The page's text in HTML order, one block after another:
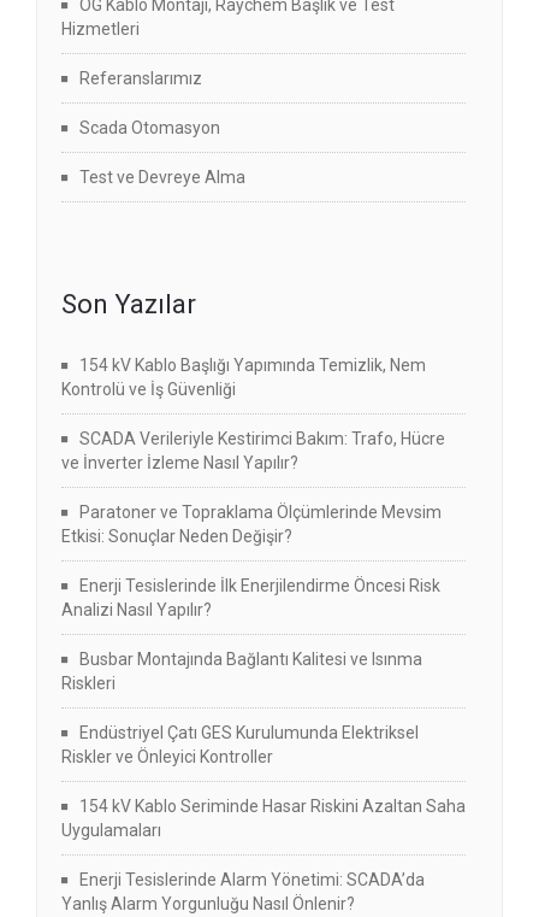
OG Kablo Montajı, Raychem Başlık ve Test
Hizmetleri
Referanslarımız
Scada Otomasyon
Test ve Devreye Alma
Son Yazılar
154 kV Kablo Başlığı Yapımında Temizlik, Nem
Kontrolü ve İş Güvenliği
SCADA Verileriyle Kestirimci Bakım: Trafo, Hücre
ve İnverter İzleme Nasıl Yapılır?
Paratoner ve Topraklama Ölçümlerinde Mevsim
Etkisi: Sonuçlar Neden Değişir?
Enerji Tesislerinde İlk Enerjilendirme Öncesi Risk
Analizi Nasıl Yapılır?
Busbar Montajında Bağlantı Kalitesi ve Isınma
Riskleri
Endüstriyel Çatı GES Kurulumunda Elektriksel
Riskler ve Önleyici Kontroller
154 kV Kablo Seriminde Hasar Riskini Azaltan Saha
Uygulamaları
Enerji Tesislerinde Alarm Yönetimi: SCADA’da
Yanlış Alarm Yorgunluğu Nasıl Önlenir?